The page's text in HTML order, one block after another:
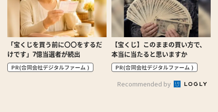
「宝くじを買う前に〇〇をするだ
けです」7億当選者が続出
PR(合同会社デジタルファーム )
【宝くじ】このままの買い方で、
本当に当たると思いますか
PR(合同会社デジタルファーム )
Recommended by